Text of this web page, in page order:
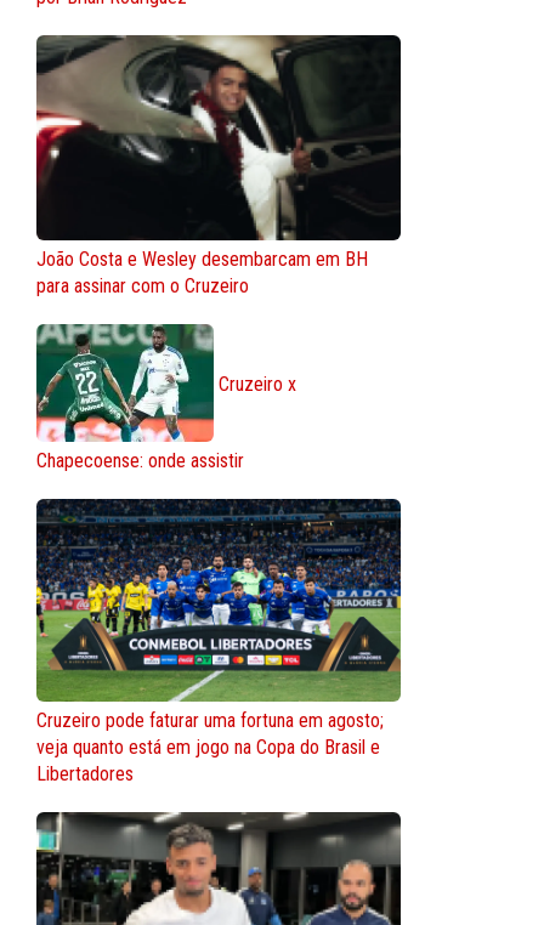
João Costa e Wesley desembarcam em BH
para assinar com o Cruzeiro
Cruzeiro x
Chapecoense: onde assistir
Cruzeiro pode faturar uma fortuna em agosto;
veja quanto está em jogo na Copa do Brasil e
Libertadores